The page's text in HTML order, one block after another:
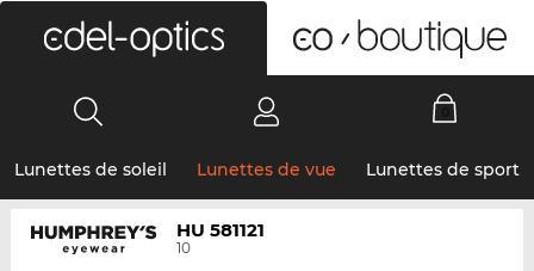
Lunettes de soleil Lunettes de vue Lunettes de sport
HU 581121
10